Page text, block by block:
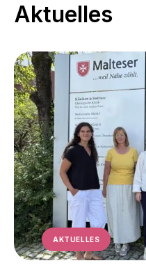
Aktuelles
AKTUELLES